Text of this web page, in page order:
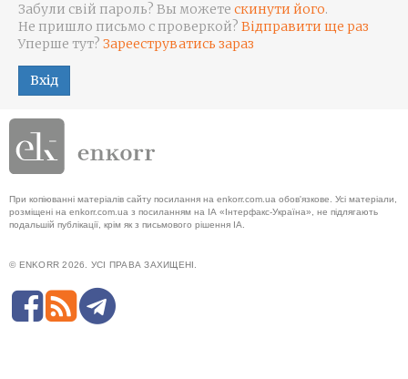
Забули свій пароль? Вы можете скинути його.
Не пришло письмо с проверкой? Відправити ще раз
Уперше тут? Зарееструватись зараз
Вхід
При копіюванні матеріалів сайту посилання на enkorr.com.ua обов'язкове. Усі матеріали,
розміщені на enkorr.com.ua з посиланням на ІА «Інтерфакс-Україна», не підлягають
подальшій публікації, крім як з письмового рішення ІА.
© ENKORR 2026. УСІ ПРАВА ЗАХИЩЕНІ.